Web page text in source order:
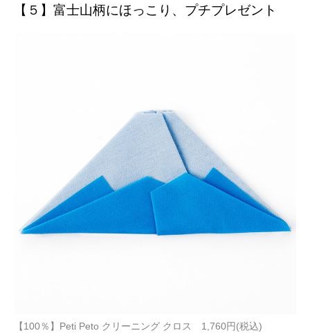
【５】富士山柄にほっこり、プチプレゼント
【100％】Peti Peto クリーニング クロス 1,760円(税込)